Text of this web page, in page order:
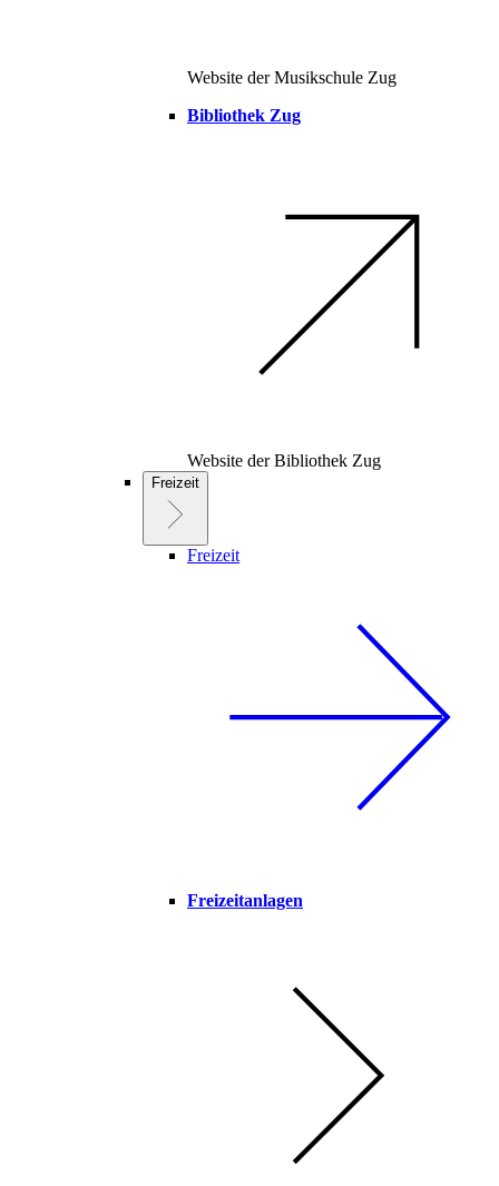
Website der Musikschule Zug
Bibliothek Zug
Website der Bibliothek Zug
Freizeit
Freizeit
Freizeitanlagen